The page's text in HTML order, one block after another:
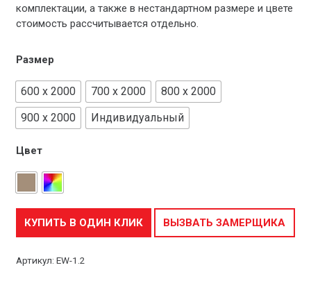
комплектации, а также в нестандартном размере и цвете
стоимость рассчитывается отдельно.
Размер
600 x 2000 700 x 2000
800 x 2000
900 x 2000
Индивидуальный
Цвет
КУПИТЬ В ОДИН КЛИК ВЫЗВАТЬ ЗАМЕРЩИКА
Артикул: EW-1.2